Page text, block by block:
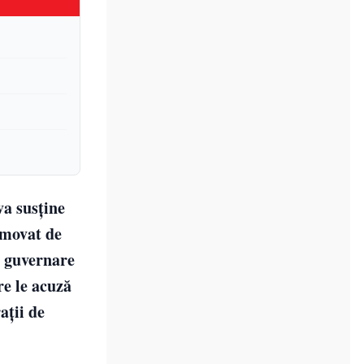
susține
de
le acuză
de